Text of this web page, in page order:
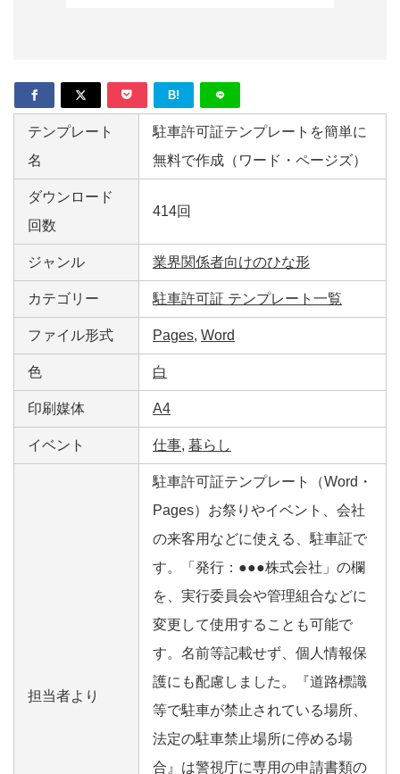
B!
テンプレート
名
駐車許可証テンプレートを簡単に
無料で作成（ワード・ページズ）
ダウンロード
回数
414回
ジャンル 業界関係者向けのひな形
カテゴリー 駐車許可証 テンプレート一覧
ファイル形式 Pages, Word
色 白
印刷媒体 A4
イベント 仕事, 暮らし
担当者より
駐車許可証テンプレート（Word・
Pages）お祭りやイベント、会社
の来客用などに使える、駐車証で
す。「発行：●●●株式会社」の欄
を、実行委員会や管理組合などに
変更して使用することも可能で
す。名前等記載せず、個人情報保
護にも配慮しました。『道路標識
等で駐車が禁止されている場所、
法定の駐車禁止場所に停める場
合』は警視庁に専用の申請書類の